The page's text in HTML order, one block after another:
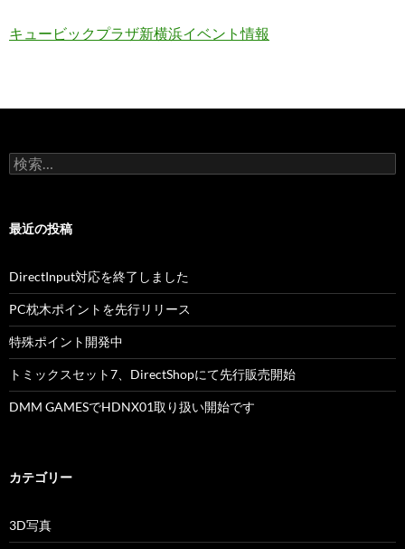
キュービックプラザ新横浜イベント情報
検
索:
最近の投稿
DirectInput対応を終了しました
PC枕木ポイントを先行リリース
特殊ポイント開発中
トミックスセット7、DirectShopにて先行販売開始
DMM GAMESでHDNX01取り扱い開始です
カテゴリー
3D写真